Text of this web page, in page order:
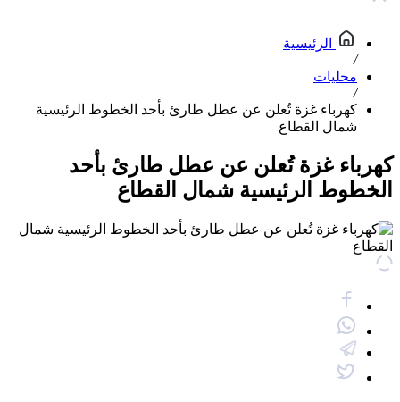
الرئيسية
/
محليات
/
كهرباء غزة تُعلن عن عطل طارئ بأحد الخطوط الرئيسية
شمال القطاع
كهرباء غزة تُعلن عن عطل طارئ بأحد
الخطوط الرئيسية شمال القطاع